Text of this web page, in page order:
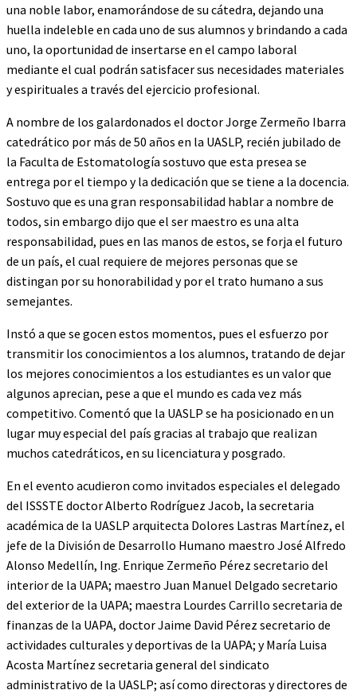
una noble labor, enamorándose de su cátedra, dejando una
huella indeleble en cada uno de sus alumnos y brindando a cada
uno, la oportunidad de insertarse en el campo laboral
mediante el cual podrán satisfacer sus necesidades materiales
y espirituales a través del ejercicio profesional.
A nombre de los galardonados el doctor Jorge Zermeño Ibarra
catedrático por más de 50 años en la UASLP, recién jubilado de
la Faculta de Estomatología sostuvo que esta presea se
entrega por el tiempo y la dedicación que se tiene a la docencia.
Sostuvo que es una gran responsabilidad hablar a nombre de
todos, sin embargo dijo que el ser maestro es una alta
responsabilidad, pues en las manos de estos, se forja el futuro
de un país, el cual requiere de mejores personas que se
distingan por su honorabilidad y por el trato humano a sus
semejantes.
Instó a que se gocen estos momentos, pues el esfuerzo por
transmitir los conocimientos a los alumnos, tratando de dejar
los mejores conocimientos a los estudiantes es un valor que
algunos aprecian, pese a que el mundo es cada vez más
competitivo. Comentó que la UASLP se ha posicionado en un
lugar muy especial del país gracias al trabajo que realizan
muchos catedráticos, en su licenciatura y posgrado.
En el evento acudieron como invitados especiales el delegado
del ISSSTE doctor Alberto Rodríguez Jacob, la secretaria
académica de la UASLP arquitecta Dolores Lastras Martínez, el
jefe de la División de Desarrollo Humano maestro José Alfredo
Alonso Medellín, Ing. Enrique Zermeño Pérez secretario del
interior de la UAPA; maestro Juan Manuel Delgado secretario
del exterior de la UAPA; maestra Lourdes Carrillo secretaria de
finanzas de la UAPA, doctor Jaime David Pérez secretario de
actividades culturales y deportivas de la UAPA; y María Luisa
Acosta Martínez secretaria general del sindicato
administrativo de la UASLP; así como directoras y directores de